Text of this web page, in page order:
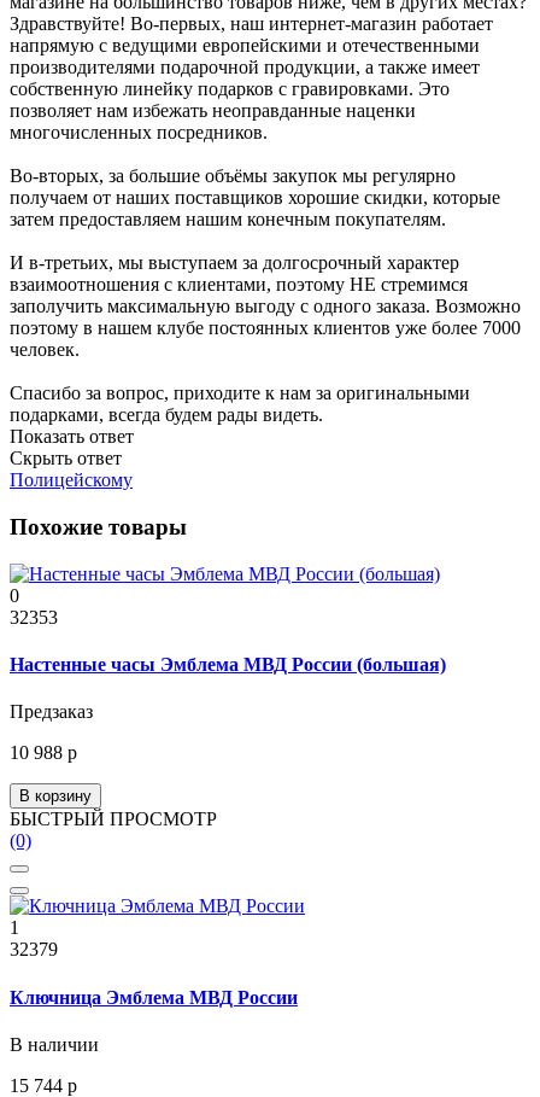
Здравствуйте! Во-первых, наш интернет-магазин работает
напрямую с ведущими европейскими и отечественными
производителями подарочной продукции, а также имеет
собственную линейку подарков с гравировками. Это
позволяет нам избежать неоправданные наценки
многочисленных посредников.
Во-вторых, за большие объёмы закупок мы регулярно
получаем от наших поставщиков хорошие скидки, которые
затем предоставляем нашим конечным покупателям.
И в-третьих, мы выступаем за долгосрочный характер
взаимоотношения с клиентами, поэтому НЕ стремимся
заполучить максимальную выгоду с одного заказа. Возможно
поэтому в нашем клубе постоянных клиентов уже более 7000
человек.
Спасибо за вопрос, приходите к нам за оригинальными
подарками, всегда будем рады видеть.
Показать ответ
Скрыть ответ
Полицейскому
Похожие товары
0
32353
Настенные часы Эмблема МВД России (большая)
Предзаказ
10 988 р
В корзину
БЫСТРЫЙ ПРОСМОТР
(0)
1
32379
Ключница Эмблема МВД России
В наличии
15 744 р